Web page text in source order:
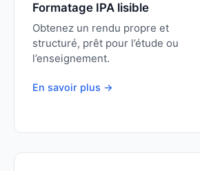
Formatage IPA lisible
Obtenez un rendu propre et
structuré, prêt pour l’étude ou
l’enseignement.
En savoir plus →